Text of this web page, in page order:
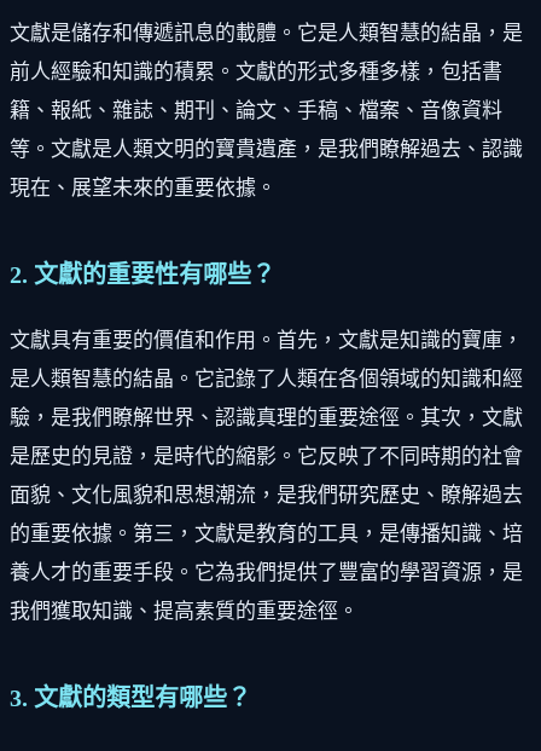
文獻是儲存和傳遞訊息的載體。它是人類智慧的結晶，是
前人經驗和知識的積累。文獻的形式多種多樣，包括書
籍、報紙、雜誌、期刊、論文、手稿、檔案、音像資料
等。文獻是人類文明的寶貴遺產，是我們瞭解過去、認識
現在、展望未來的重要依據。
2. 文獻的重要性有哪些？
文獻具有重要的價值和作用。首先，文獻是知識的寶庫，
是人類智慧的結晶。它記錄了人類在各個領域的知識和經
驗，是我們瞭解世界、認識真理的重要途徑。其次，文獻
是歷史的見證，是時代的縮影。它反映了不同時期的社會
面貌、文化風貌和思想潮流，是我們研究歷史、瞭解過去
的重要依據。第三，文獻是教育的工具，是傳播知識、培
養人才的重要手段。它為我們提供了豐富的學習資源，是
我們獲取知識、提高素質的重要途徑。
3. 文獻的類型有哪些？